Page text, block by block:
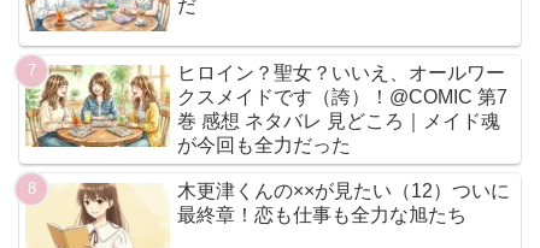
だ
ヒロイン？聖女？いいえ、オールワー
クスメイドです（誇）！@COMIC 第7
巻 感想 ネタバレ 見どころ｜メイド魂
が今回も全力だった
木更津くんの××が見たい（12）ついに
最終章！恋も仕事も全力な旭たち